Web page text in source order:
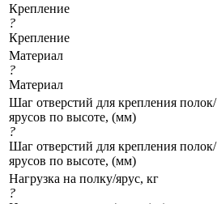
Крепление
?
Крепление
Материал
?
Материал
Шаг отверстий для крепления полок/
ярусов по высоте, (мм)
?
Шаг отверстий для крепления полок/
ярусов по высоте, (мм)
Нагрузка на полку/ярус, кг
?